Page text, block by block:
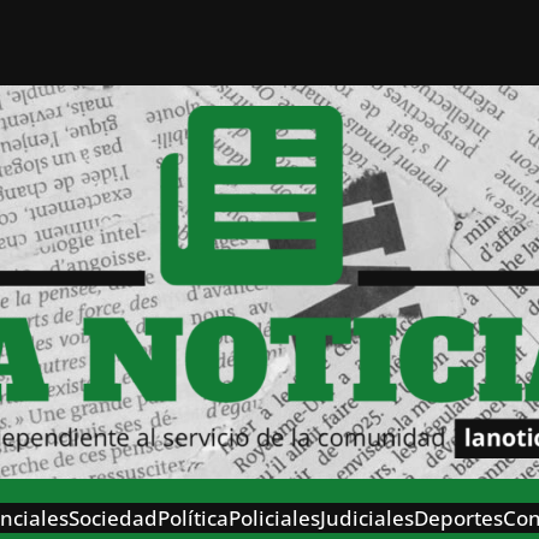
SociedadPolíticaPolicialesJudicialesDeportes